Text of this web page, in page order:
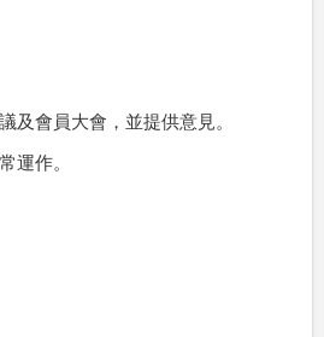
及會員大會，並提供意見。
運作。